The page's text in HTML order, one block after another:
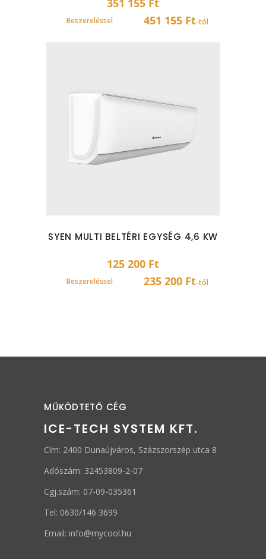
351 155 Ft
Beszereléssel 451 155 Ft-tól
SYEN MULTI BELTÉRI EGYSÉG 4,6 KW
125 200 Ft
Beszereléssel 235 200 Ft-tól
MŰKÖDTETŐ CÉG
ICE-TECH SYSTEM KFT.
Cím: 2400 Dunaújváros, Százszorszép utca 8
Adószám: 32453809-2-07
Cgj.szám: 07-09-035361
Tel: 0630/146 3699
Email: info@mycool.hu